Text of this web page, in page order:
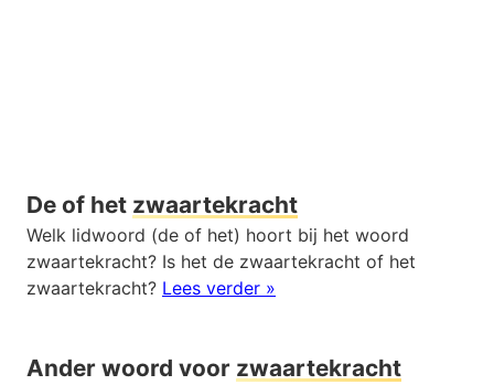
De of het zwaartekracht
Welk lidwoord (de of het) hoort bij het woord
zwaartekracht? Is het de zwaartekracht of het
zwaartekracht? Lees verder »
Ander woord voor zwaartekracht